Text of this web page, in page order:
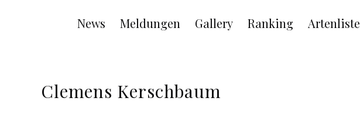
Main
navigation
News Meldungen Gallery Ranking Artenliste
Clemens Kerschbaum